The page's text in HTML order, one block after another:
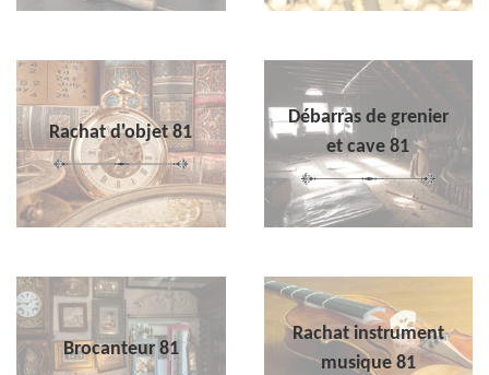
Rachat d'objet 81
Débarras de grenier
et cave 81
Brocanteur 81
Rachat instrument
musique 81